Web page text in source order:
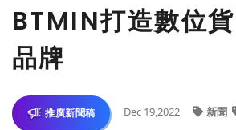
BTMIN打造數位
品牌
推廣新聞稿 Dec 19,2022 新聞